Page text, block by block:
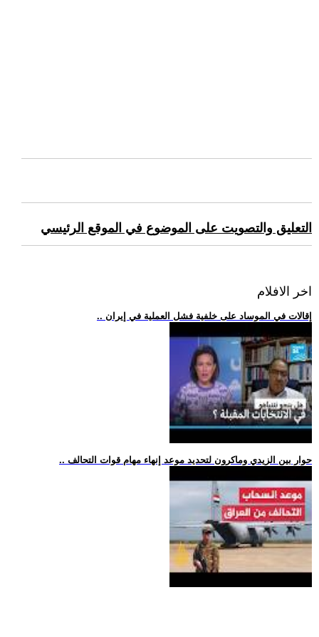
التعليق والتصويت على الموضوع في الموقع الرئيسي
اخر الافلام
.. إقالات في الموساد على خلفية فشل العملية في إيران
.. حوار بين الزيدي وماكرون لتحديد موعد إنهاء مهام قوات التحالف